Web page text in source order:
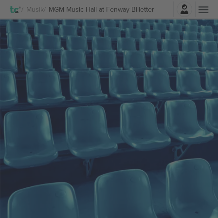
Musik MGM Music Hall at Fenway Billetter
Log ind